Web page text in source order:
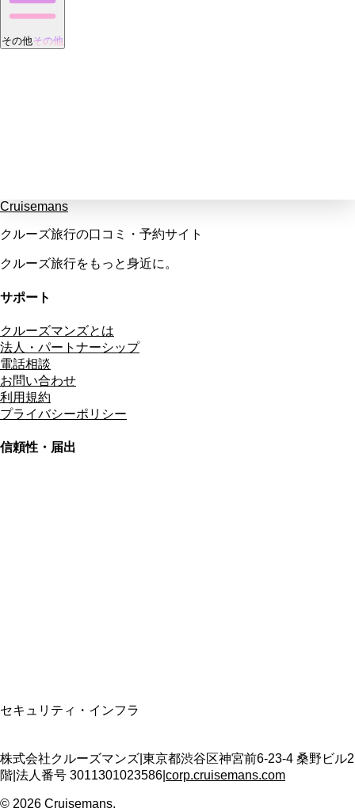
その他その他
Cruisemans
クルーズ旅行の口コミ・予約サイト
クルーズ旅行をもっと身近に。
サポート
クルーズマンズとは
法人・パートナーシップ
電話相談
お問い合わせ
利用規約
プライバシーポリシー
信頼性・届出
セキュリティ・インフラ
株式会社クルーズマンズ 東京都渋谷区神宮前6-23-4 桑野ビル2
階 法人番号 3011301023586 corp.cruisemans.com
© 2026 Cruisemans.